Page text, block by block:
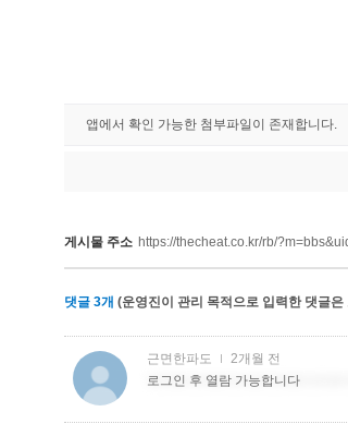
앱에서 확인 가능한 첨부파일이 존재합니다.
게시물 주소 https://thecheat.co.kr/rb/
댓글 3개 (운영진이 관리 목적으로 입력한 댓글